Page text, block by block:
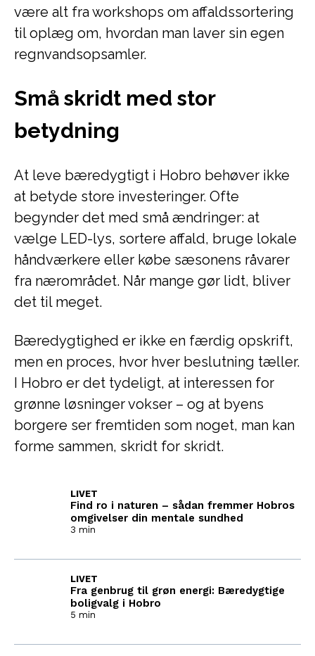
være alt fra workshops om affaldssortering
til oplæg om, hvordan man laver sin egen
regnvandsopsamler.
Små skridt med stor
betydning
At leve bæredygtigt i Hobro behøver ikke
at betyde store investeringer. Ofte
begynder det med små ændringer: at
vælge LED-lys, sortere affald, bruge lokale
håndværkere eller købe sæsonens råvarer
fra nærområdet. Når mange gør lidt, bliver
det til meget.
Bæredygtighed er ikke en færdig opskrift,
men en proces, hvor hver beslutning tæller.
I Hobro er det tydeligt, at interessen for
grønne løsninger vokser – og at byens
borgere ser fremtiden som noget, man kan
forme sammen, skridt for skridt.
Find ro i naturen – sådan fremmer Hobros
omgivelser din mentale sundhed
LIVET
3 min
Fra genbrug til grøn energi: Bæredygtige
boligvalg i Hobro
LIVET
5 min